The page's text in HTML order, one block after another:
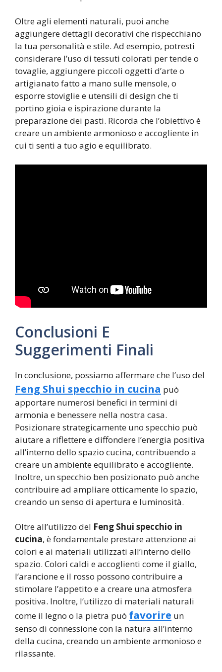
Oltre agli elementi naturali, puoi anche
aggiungere dettagli decorativi che rispecchiano
la tua personalità e stile. Ad esempio, potresti
considerare l’uso di tessuti colorati per tende o
tovaglie, aggiungere piccoli oggetti d’arte o
artigianato fatto a mano sulle mensole, o
esporre stoviglie e utensili di design che ti
portino gioia e ispirazione durante la
preparazione dei pasti. Ricorda che l’obiettivo è
creare un ambiente armonioso e accogliente in
cui ti senti a tuo agio e equilibrato.
Conclusioni E
Suggerimenti Finali
In conclusione, possiamo affermare che l’uso del
Feng Shui specchio in cucina può
apportare numerosi benefici in termini di
armonia e benessere nella nostra casa.
Posizionare strategicamente uno specchio può
aiutare a riflettere e diffondere l’energia positiva
all’interno dello spazio cucina, contribuendo a
creare un ambiente equilibrato e accogliente.
Inoltre, un specchio ben posizionato può anche
contribuire ad ampliare otticamente lo spazio,
creando un senso di apertura e luminosità.
Oltre all’utilizzo del Feng Shui specchio in
cucina, è fondamentale prestare attenzione ai
colori e ai materiali utilizzati all’interno dello
spazio. Colori caldi e accoglienti come il giallo,
l’arancione e il rosso possono contribuire a
stimolare l’appetito e a creare una atmosfera
positiva. Inoltre, l’utilizzo di materiali naturali
come il legno o la pietra può favorire un
senso di connessione con la natura all’interno
della cucina, creando un ambiente armonioso e
rilassante.